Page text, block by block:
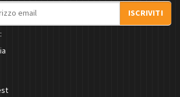
ISCRIVITI